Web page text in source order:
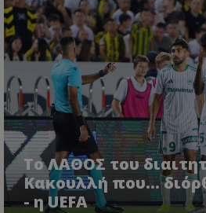
Το ΛΑΘΟΣ του
Κακουλλή που...
- η UEFA